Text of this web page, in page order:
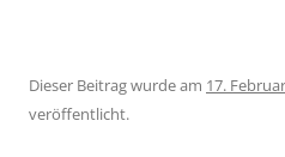
Dieser Beitrag wurde am 17.
veröffentlicht.